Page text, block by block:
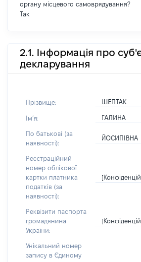
органу місцевого самоврядування?
Так
2.1. Інформація про
декларування
Прізвище: ШЕПТАК
Імʼя: ГАЛИНА
По батькові (за
наявності):
ЙОСИПІВНА
Реєстраційний
номер облікової
картки платника
податків (за
наявності):
Реквізити паспорта
громадянина
України:
Унікальний номер
запису в Єдиному